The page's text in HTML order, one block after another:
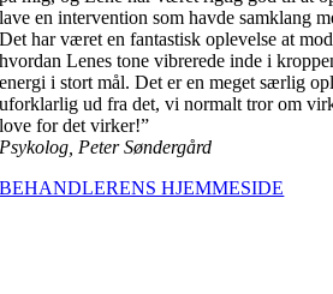
lave en intervention som havde samklang
Det har været en fantastisk oplevelse at
hvordan Lenes tone vibrerede inde i
energi i stort mål. Det er en meget særlig
uforklarlig ud fra det, vi normalt tror om
love for det virker!”
Psykolog, Peter Søndergård
BEHANDLERENS HJEMMESIDE